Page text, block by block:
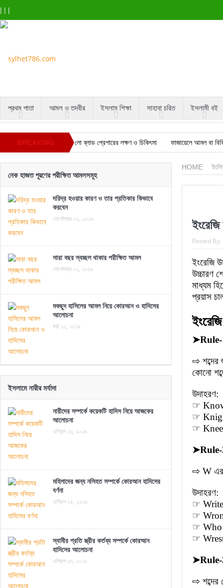
| | |
প্রথম পাতা আমল ও তদবীর ইসলাম শিক্ষা সাহাবা চরিত ইসলামী বই
BREAKING
NEWS
লো ব্লাড প্রেশারের লক্ষণ ও চিকিৎসা ফাজায়েলে আমল বা
পেঁপের কষের উপকারিতা ও ব্যবহার করার কৌশল
গোপনীয়তার শক্তি এবং কারা গোপনীয়তাকে সন্দেহের চোখে দেখে
HOME
Posted By:
ইংরেজি
উচ্চারণ
মাধ্যম
প্রয়াস
➤Rule-
⇨ শব্দের
কোনো
উদাহরণ:
☞
☞
☞ Knee
➤Rule-
⇨ W এর
উদাহরণ:
☞ Write
☞
☞ Who
☞
➤Rule-
⇨ শব্দের
নেক হাজত পূরণের পরীক্ষিত আমলসমূহ
দরিদ্র হওয়ার কারণ ও তার প্রতিকার কিভাবে
করবেন
সেপ্টেম্বর ০২, ২০১৯
সারা বছর স্বচ্ছল থাকার পরীক্ষিত আমল
সেপ্টেম্বর ০১, ২০১৯
মকছুদ হাসিলের আমল নিয়ে কোরআন ও হাদিসের
আলোচনা
মার্চ ২১, ২০১৯
ইসলামে নারীর মর্যাদা
নারীদের সম্পর্কে কয়েকটি হাদিস নিয়ে আজকের
আলোচনা
এপ্রিল ১৩, ২০১৯
মহিলাদের জন্য নসিহত সম্পর্কে কোরআন হাদিসের
বর্ণনা
এপ্রিল ২৫, ২০১৯
স্বামীর প্রতি স্ত্রীর কর্তব্য সম্পর্কে কোরআন
হাদিসের আলোচনা
এপ্রিল ১৩, ২০১৯